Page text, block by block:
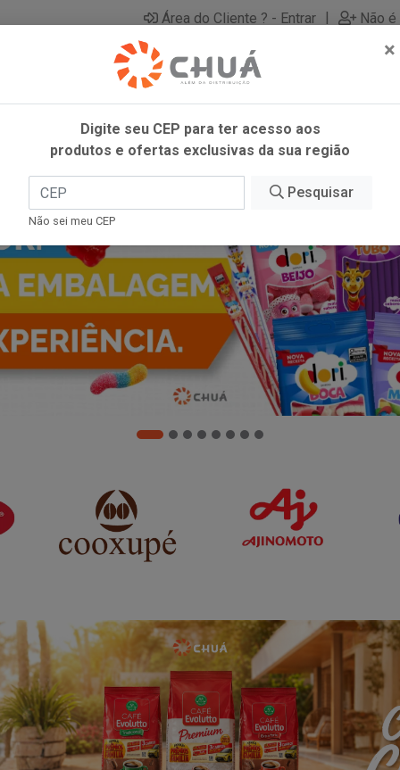
Área do Cliente ? - Entrar | Não
×
Digite seu CEP para ter acesso aos
produtos e ofertas exclusivas da sua região
Pesquisar
Não sei meu CEP